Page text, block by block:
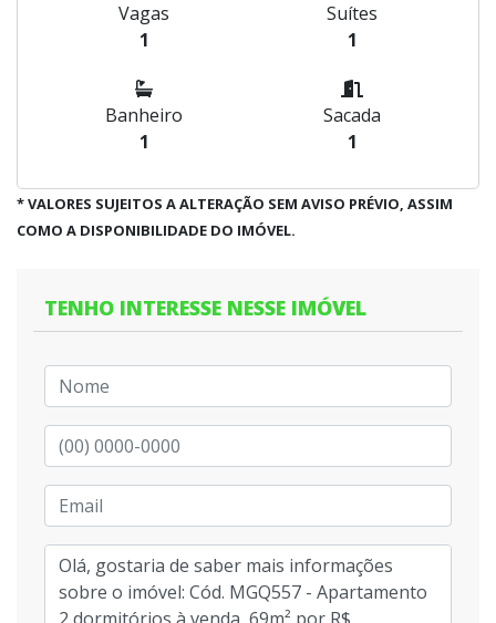
Vagas
1
Suítes
1
Banheiro
1
Sacada
1
* VALORES SUJEITOS A ALTERAÇÃO SEM AVISO PRÉVIO, ASSIM
COMO A DISPONIBILIDADE DO IMÓVEL.
TENHO INTERESSE NESSE IMÓVEL